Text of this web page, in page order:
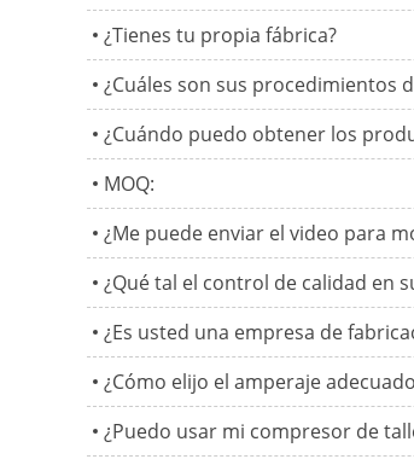
¿Tienes tu propia fábrica?
¿Cuáles son sus procedimientos
¿Cuándo puedo obtener los
MOQ:
¿Me puede enviar el video para
¿Qué tal el control de calidad en
¿Es usted una empresa de
¿Cómo elijo el amperaje
¿Puedo usar mi compresor de